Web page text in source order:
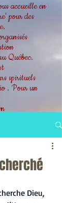
accueille en
pour des
Québec.
spirituels
. Pour un
Dieu,